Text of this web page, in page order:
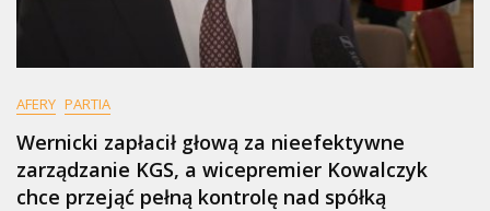
AFERY PARTIA
Wernicki zapłacił głową za nieefektywne
zarządzanie KGS, a wicepremier Kowalczyk
chce przejąć pełną kontrolę nad spółką